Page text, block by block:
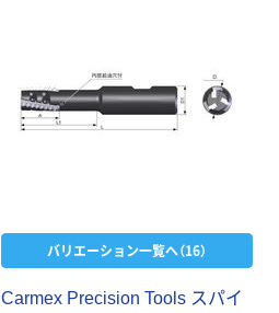
バリエーション一覧へ（16）
Carmex Precision Too s スパイ